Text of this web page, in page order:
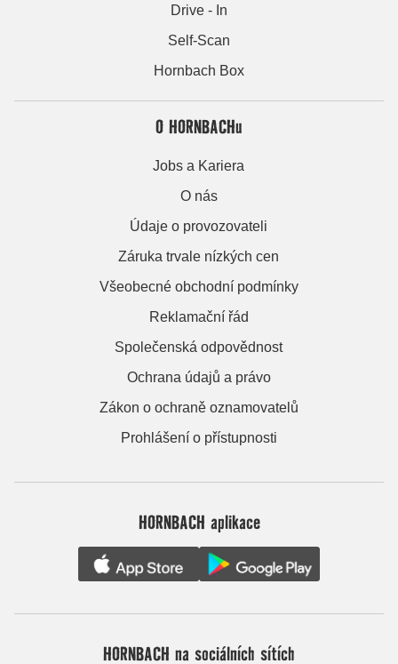
Drive - In
Self-Scan
Hornbach Box
O HORNBACHu
Jobs a Kariera
O nás
Údaje o provozovateli
Záruka trvale nízkých cen
Všeobecné obchodní podmínky
Reklamační řád
Společenská odpovědnost
Ochrana údajů a právo
Zákon o ochraně oznamovatelů
Prohlášení o přístupnosti
HORNBACH aplikace
HORNBACH na sociálních sítích